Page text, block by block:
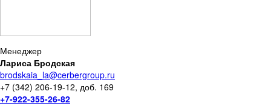
Менеджер
Лариса Бродская
brodskaia_la@cerbergroup.ru
+7 (342) 206-19-12, доб. 169
+7-922-355-26-82